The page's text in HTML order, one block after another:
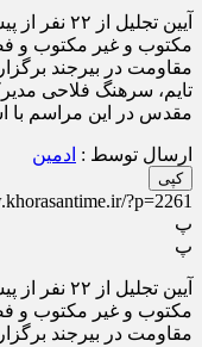
آیین
مکتوب و غیر مکتوب و
مقاومت در بیرجند
تایم، سرهنگ فلاحی
مقدس در این مراسم با
ارسال توسط : ادمین
کپی
?p=2261
پ
پ
آیین
مکتوب و غیر مکتوب و
مقاومت در بیرجند